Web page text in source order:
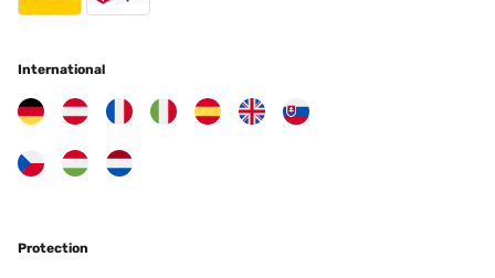
Amazon-Benutzer
Conforme au descriptifProtection optimale pour le transport
Traduire
International
Protection